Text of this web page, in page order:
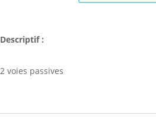
Descriptif :
2 voies passives